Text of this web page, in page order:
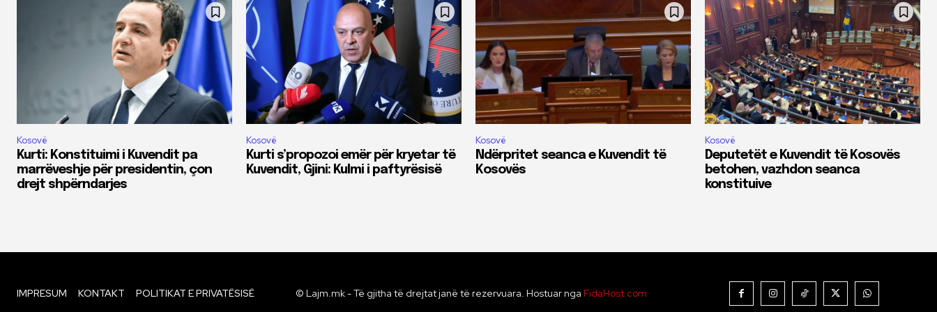
Kosovë
Kurti: Konstituimi i Kuvendit pa
marrëveshje për presidentin, çon
drejt shpërndarjes
Kosovë
Kurti s’propozoi emër për kryetar të
Kuvendit, Gjini: Kulmi i paftyrësisë
Kosovë
Ndërpritet seanca e Kuvendit të
Kosovës
Kosovë
Deputetët e Kuvendit të Kosovës
betohen, vazhdon seanca
konstituive
IMPRESUM KONTAKT POLITIKAT E PRIVATËSISË © Lajm.mk - Të gjitha të drejtat janë të rezervuara. Hostuar nga FidaHost.com